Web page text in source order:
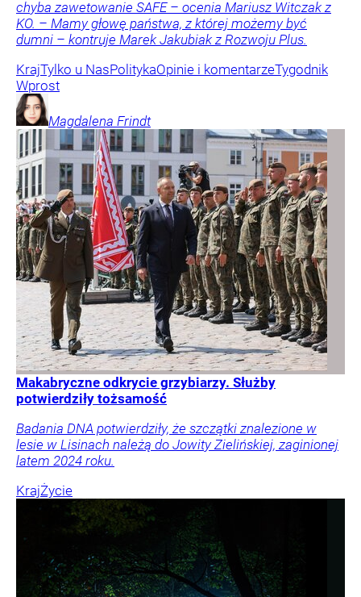
chyba zawetowanie SAFE – ocenia Mariusz Witczak z
KO. – Mamy głowę państwa, z której możemy być
dumni – kontruje Marek Jakubiak z Rozwoju Plus.
KrajTylko u NasPolitykaOpinie i komentarzeTygodnik
Wprost
Magdalena Frindt
Makabryczne odkrycie grzybiarzy. Służby
potwierdziły tożsamość
Badania DNA potwierdziły, że szczątki znalezione w
lesie w Lisinach należą do Jowity Zielińskiej, zaginionej
latem 2024 roku.
KrajŻycie